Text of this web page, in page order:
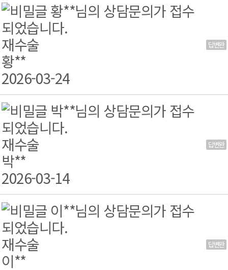
황**님의 상담문의가 접수
되었습니다.
재수술
황**
2026-03-24
답변완
박**님의 상담문의가 접수
되었습니다.
재수술
박**
2026-03-14
답변완
이**님의 상담문의가 접수
되었습니다.
재수술
이**
답변완